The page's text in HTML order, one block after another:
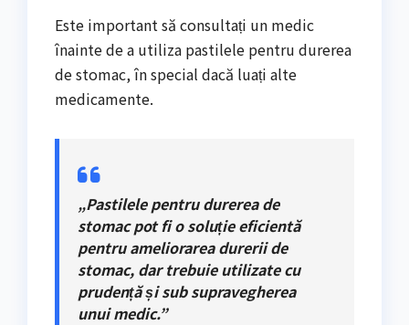
Este important să consultați un medic
înainte de a utiliza pastilele pentru durerea
de stomac, în special dacă luați alte
medicamente.
„Pastilele pentru durerea de
stomac pot fi o soluție eficientă
pentru ameliorarea durerii de
stomac, dar trebuie utilizate cu
prudență și sub supravegherea
unui medic.”